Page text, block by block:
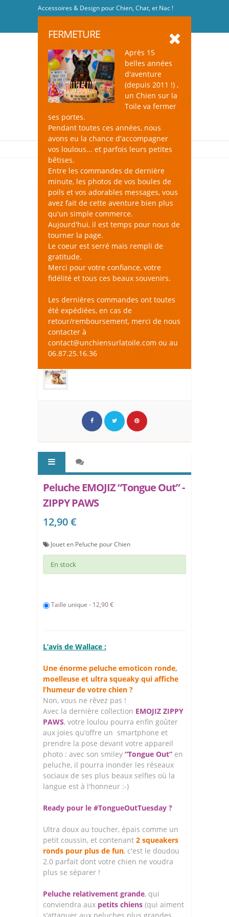
Accessoires & Design pour Chien, Chat, et Nac !
FERMETURE
Après 15
belles années
d'aventure
(depuis 2011 !) ,
un Chien sur la
Toile va fermer
ses portes.
Pendant toutes ces années, nous
avons eu la chance d'accompagner
vos loulous... et parfois leurs petites
bêtises.
Entre les commandes de dernière
minute, les photos de vos boules de
poils et vos adorables messages, vous
avez fait de cette aventure bien plus
qu'un simple commerce.
Aujourd'hui, il est temps pour nous de
tourner la page.
Le coeur est serré mais rempli de
gratitude.
Merci pour votre confiance, votre
fidélité et tous ces beaux souvenirs.
Les dernières commandes ont toutes
été expédiées, en cas de
retour/remboursement, merci de nous
contacter à
contact@unchiensurlatoile.com ou au
06.87.25.16.36
Peluche EMOJIZ “Tongue Out” -
ZIPPY PAWS
12,90 €
Jouet en Peluche pour Chien
En stock
Taille unique - 12,90 €
L’avis de Wallace :
Une énorme peluche emoticon ronde,
moelleuse et ultra squeaky qui affiche
l’humeur de votre chien ?
Non, vous ne rêvez pas !
Avec la dernière collection EMOJIZ ZIPPY
PAWS, votre loulou pourra enfin goûter
aux joies qu’offre un smartphone et
prendre la pose devant votre appareil
photo : avec son smiley “Tongue Out” en
peluche, il pourra inonder les réseaux
sociaux de ses plus beaux selfies où la
langue est à l'honneur :-)
Ready pour le #TongueOutTuesday ?
Ultra doux au toucher, épais comme un
petit coussin, et contenant 2 squeakers
ronds pour plus de fun, c'est le doudou
2.0 parfait dont votre chien ne voudra
plus se séparer !
Peluche relativement grande, qui
conviendra aux petits chiens (qui aiment